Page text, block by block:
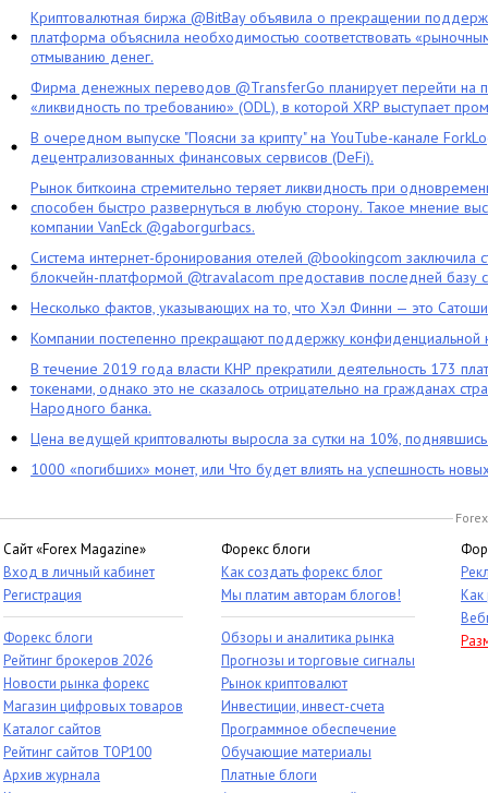
Криптовалютная биржа @BitBay объявила о прекращении
платформа объяснила необходимостью соответствовать
отмыванию денег.
Фирма денежных переводов @TransferGo планирует перейти на
«ликвидность по требованию» (ODL), в которой XRP выступает
В очередном выпуске "Поясни за крипту" на YouTube-канале
децентрализованных финансовых сервисов (DeFi).
Рынок биткоина стремительно теряет ликвидность при
способен быстро развернуться в любую сторону. Такое мнение
компании VanEck @gaborgurbacs.
Система интернет-бронирования отелей @bookingcom заключила
блокчейн-платформой @travalacom предоставив последней базу
Несколько фактов, указывающих на то, что Хэл Финни — это
Компании постепенно прекращают поддержку конфиденциальной
В течение 2019 года власти КНР прекратили деятельность 173
токенами, однако это не сказалось отрицательно на гражданах
Народного банка.
Цена ведущей криптовалюты выросла за сутки на 10%,
1000 «погибших» монет, или Что будет влиять на успешность
Сайт «Forex Magazine»
Вход в личный кабинет
Регистрация
Форекс блоги
Рейтинг брокеров 2026
Новости рынка форекс
Магазин цифровых товаров
Каталог сайтов
Рейтинг сайтов TOP100
Архив журнала
Форекс блоги
Как создать форекс блог
Мы платим авторам блогов!
Обзоры и аналитика рынка
Прогнозы и торговые сигналы
Рынок криптовалют
Инвестиции, инвест-счета
Программное обеспечение
Обучающие материалы
Платные блоги
Как